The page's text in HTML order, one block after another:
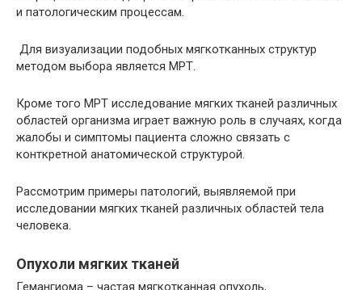
и патологическим процессам.
Для визуализации подобных мягкотканных структур
методом выбора является МРТ.
Кроме того МРТ исследование мягких тканей различных
областей организма играет важную роль в случаях, когда
жалобы и симптомы пациента сложно связать с
конткретной анатомической структурой.
Рассмотрим примеры патологий, выявляемой при
исследовании мягких тканей различных областей тела
человека.
Опухоли мягких тканей
Гемангиома – частая мягкотканная опухоль,